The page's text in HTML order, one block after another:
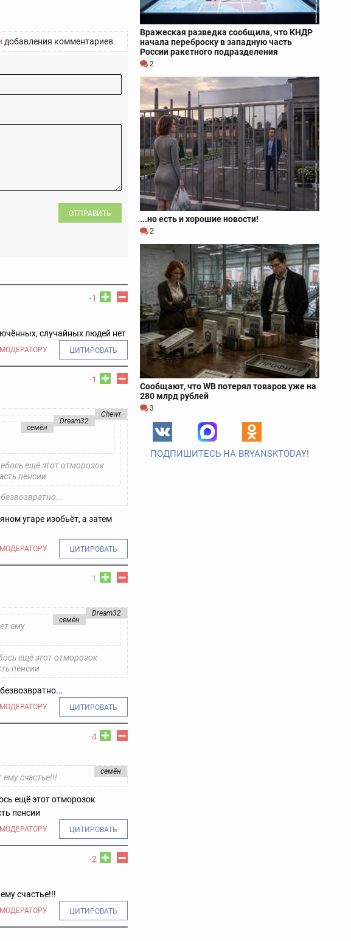
добавления комментариев.
ОТПРАВИТЬ
-1
случайных людей нет
ЦИТИРОВАТЬ
-1
Chewr
Dream32
семён
ещё этот отморозок
пенсии
угаре изобьёт, а затем
ЦИТИРОВАТЬ
1
Dream32
семён
ему
ещё этот отморозок
пенсии
ЦИТИРОВАТЬ
-4
семён
счастье!!!
ещё этот отморозок
пенсии
ЦИТИРОВАТЬ
-2
счастье!!!
ЦИТИРОВАТЬ
Вражеская разведка сообщила, что КНДР
начала переброску в западную часть
России ракетного подразделения
2
...но есть и хорошие новости!
2
Сообщают, что WB потерял товаров уже на
280 млрд рублей
3
ПОДПИШИТЕСЬ НА BRYANSKTODAY!